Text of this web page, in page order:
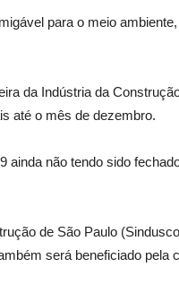
para o meio
da Indústria da
até o mês de dezembro.
ainda não tendo sido
de São Paulo
será beneficiado pela